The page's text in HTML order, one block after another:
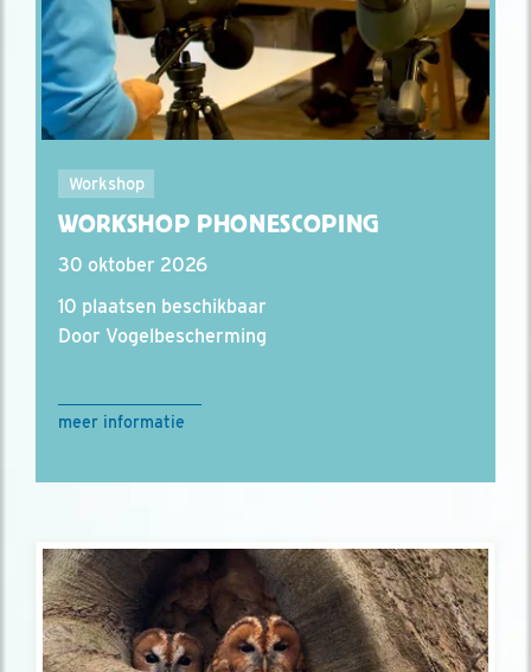
Workshop
WORKSHOP PHONESCOPING
30 oktober 2026
10 plaatsen beschikbaar
Door Vogelbescherming
meer informatie